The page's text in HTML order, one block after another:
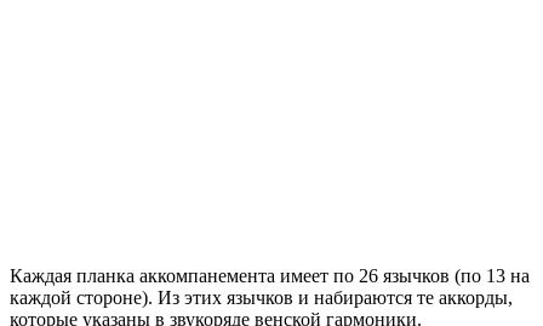
Каждая планка аккомпанемента имеет по 26 язычков (по 13 на
каждой стороне). Из этих язычков и набираются те аккорды,
которые указаны в звукоряде венской гармоники.